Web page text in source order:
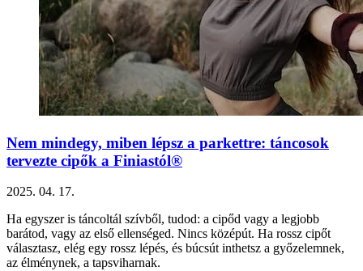
Nem mindegy, miben lépsz a parkettre: táncosok
tervezte cipők a Finiastól®
2025. 04. 17.
Ha egyszer is táncoltál szívből, tudod: a cipőd vagy a legjobb
barátod, vagy az első ellenséged. Nincs középút. Ha rossz cipőt
választasz, elég egy rossz lépés, és búcsút inthetsz a győzelemnek,
az élménynek, a tapsviharnak.